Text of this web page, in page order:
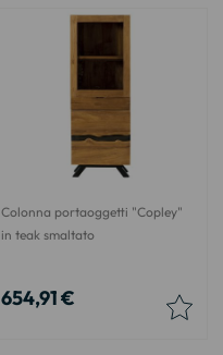
Colonna portaoggetti "Copley"
in teak smaltato
654,91 €